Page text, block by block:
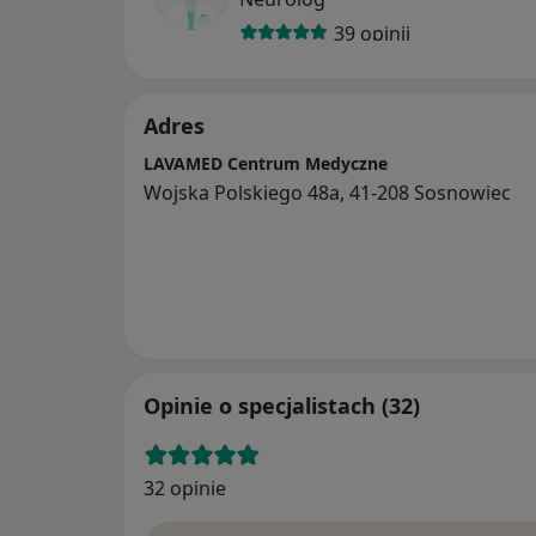
znajdziecie Państwo także poradnictwo
metody leczenia standardowego.
39 opinii
Adres
LAVAMED Centrum Medyczne
Wojska Polskiego 48a, 41-208 Sosnowiec
Opinie o specjalistach (32)
32 opinie